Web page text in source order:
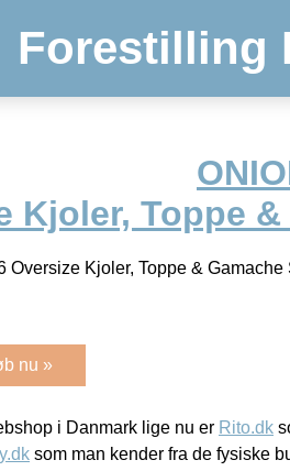
Forestilling
Kjoler, Toppe
Kjoler, Toppe & Gamache
nu »
i Danmark lige nu er Rito.dk
som man kender fra de fysiske